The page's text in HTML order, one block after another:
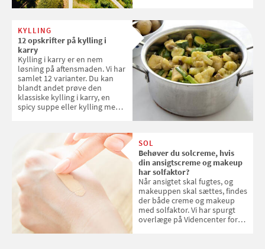
KYLLING
12 opskrifter på kylling i
karry
Kylling i karry er en nem
løsning på aftensmaden. Vi har
samlet 12 varianter. Du kan
blandt andet prøve den
klassiske kylling i karry, en
spicy suppe eller kylling med
SOL
Behøver du solcreme, hvis
din ansigtscreme og makeup
har solfaktor?
Når ansigtet skal fugtes, og
makeuppen skal sættes, findes
der både creme og makeup
med solfaktor. Vi har spurgt
overlæge på Videncenter for